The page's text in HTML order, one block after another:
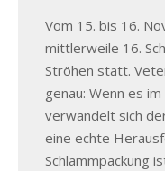
Vom 15. bis 16.
mittlerweile 16.
Ströhen statt.
genau: Wenn es
verwandelt sich
eine echte
Schlammpackung